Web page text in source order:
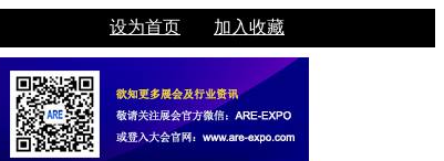
设为首页 加入收藏